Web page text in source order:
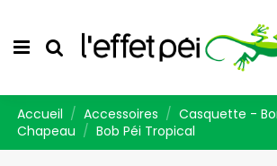
Accueil Accessoires
Casquette -
Chapeau
Bob Péi Tropical